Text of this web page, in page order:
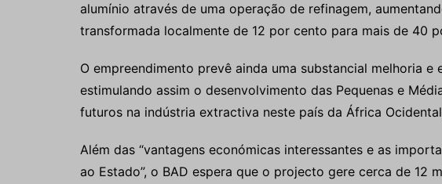
alumínio através de uma operação de refinagem,
transformada localmente de 12 por cento para mais de 40
O empreendimento prevê ainda uma substancial melhoria
estimulando assim o desenvolvimento das Pequenas e
futuros na indústria extractiva neste país da África
Além das “vantagens económicas interessantes e as
ao Estado”, o BAD espera que o projecto gere cerca de 12